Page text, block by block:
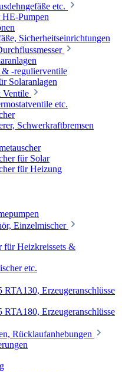
etc.
HE-Pumpen
Sicherheitseinrichtungen
& -regulierventile
Solaranlagen
Ventile
etc.
Schwerkraftbremsen
für Solar
für Heizung
Einzelmischer
für Heizkreissets &
etc.
Erzeugeranschlüsse
Erzeugeranschlüsse
Rücklaufanhebungen